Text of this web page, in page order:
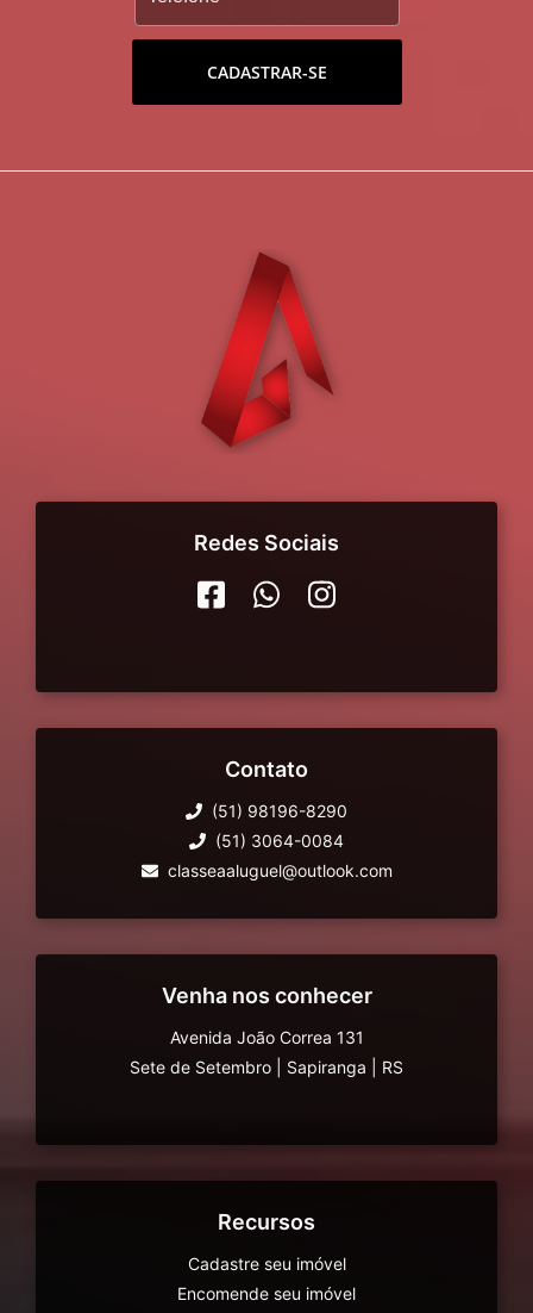
CADASTRAR-SE
Redes Sociais
Contato
(51) 98196-8290
(51) 3064-0084
classeaaluguel@outlook.com
Venha nos conhecer
Avenida João Correa 131
Sete de Setembro
Sapiranga RS
Recursos
Cadastre seu imóvel
Encomende seu imóvel